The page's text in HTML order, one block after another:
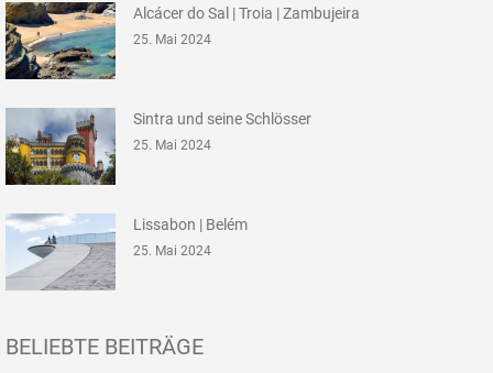
Alcácer do Sal | Troia | Zambujeira
25. Mai 2024
Sintra und seine Schlösser
25. Mai 2024
Lissabon | Belém
25. Mai 2024
BELIEBTE BEITRÄGE